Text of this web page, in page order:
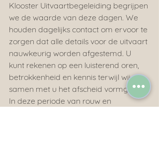
Klooster Uitvaartbegeleiding begrijpen
we de waarde van deze dagen. We
houden dagelijks contact om ervoor te
zorgen dat alle details voor de uitvaart
nauwkeurig worden afgestemd. U
kunt rekenen op een luisterend oren,
betrokkenheid en kennis terwijl wij
samen met u het afscheid vormgeven.
In deze periode van rouw en